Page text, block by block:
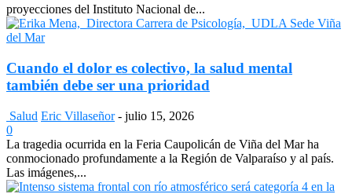
proyecciones del Instituto Nacional de...
Cuando el dolor es colectivo, la salud mental
también debe ser una prioridad
Salud Eric Villaseñor - julio 15, 2026
0
La tragedia ocurrida en la Feria Caupolicán de Viña del Mar ha
conmocionado profundamente a la Región de Valparaíso y al país.
Las imágenes,...